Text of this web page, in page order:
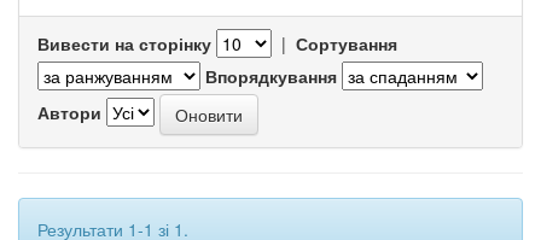
Вивести на сторінку | Сортування
Впорядкування
Автори
Результати 1-1 зі 1.